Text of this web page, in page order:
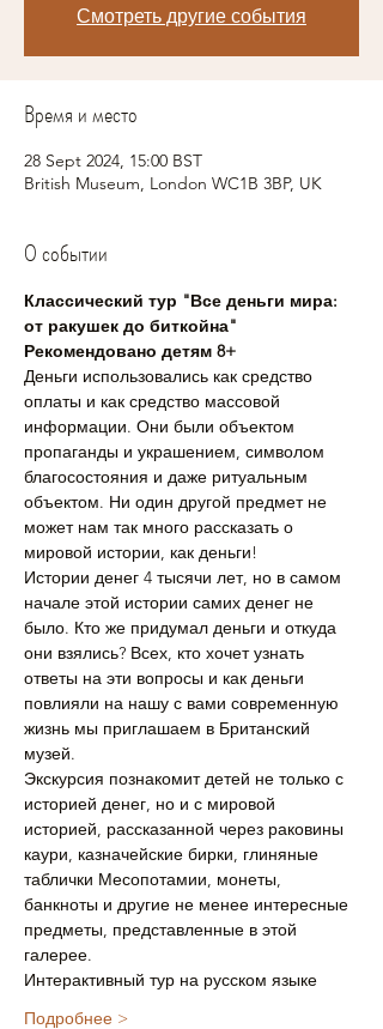
Смотреть другие события
Время и место
28 Sept 2024, 15:00 BST
British Museum, London WC1B 3BP, UK
О событии
Классический тур "Все деньги мира:
от ракушек до биткойна"
Рекомендовано детям 8+
Деньги использовались как средство
оплаты и как средство массовой
информации. Они были объектом
пропаганды и украшением, символом
благосостояния и даже ритуальным
объектом. Ни один другой предмет не
может нам так много рассказать о
мировой истории, как деньги!
Истории денег 4 тысячи лет, но в самом
начале этой истории самих денег не
было. Кто же придумал деньги и откуда
они взялись? Всех, кто хочет узнать
ответы на эти вопросы и как деньги
повлияли на нашу с вами современную
жизнь мы приглашаем в Британский
музей.
Экскурсия познакомит детей не только с
историей денег, но и с мировой
историей, рассказанной через раковины
каури, казначейские бирки, глиняные
таблички Месопотамии, монеты,
банкноты и другие не менее интересные
предметы, представленные в этой
галерее.
Интерактивный тур на русском языке
Подробнее >